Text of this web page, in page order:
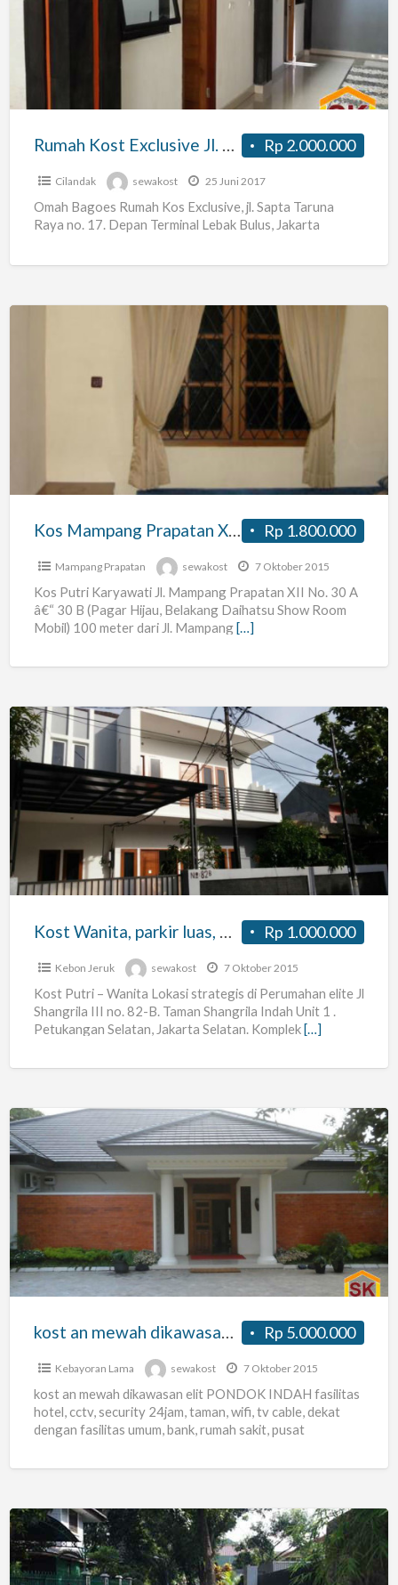
Exclusive
Sapta
Taruna
Raya,
Bulus
Rp 2.000.000
Rumah Kost Exclusive Jl. Sapta Taruna Raya, Lebak Bulus
Cilandak sewakost 25 Juni 2017
Omah Bagoes Rumah Kos Exclusive, jl. Sapta Taruna
Raya no. 17. Depan Terminal Lebak Bulus, Jakarta
A
Jakarta
Selatan
12790
Rp 1.800.000
Kos Mampang Prapatan XII No. 30 A – 30 B, Jakarta Selatan 12790
Mampang Prapatan sewakost 7 Oktober 2015
Kos Putri Karyawati Jl. Mampang Prapatan XII No. 30 A
â€“ 30 B (Pagar Hijau, Belakang Daihatsu Show Room
Mobil) 100 meter dari Jl. Mampang[…]
Kost
Wanita,
parkir
luas,
Petukangan,
Jakarta
Selatan
dekat
Jakarta
Barat
Rp 1.000.000
Kebon Jeruk sewakost 7 Oktober 2015
Kost Putri – Wanita Lokasi strategis di Perumahan elite Jl
Shangrila III no. 82-B. Taman Shangrila Indah Unit 1 .
Petukangan Selatan, Jakarta Selatan. Komplek[…]
kost
an
mewah
elit
PONDOK
INDAH
Rp 5.000.000
kost an mewah dikawasan elit PONDOK INDAH
Kebayoran Lama sewakost 7 Oktober 2015
kost an mewah dikawasan elit PONDOK INDAH fasilitas
hotel, cctv, security 24jam, taman, wifi, tv cable, dekat
dengan fasilitas umum, bank, rumah sakit, pusat
KOS
RUMAH